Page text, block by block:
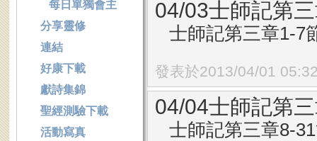
04/03士師記第
士師記第三章1-7
發表於2013/04/01
04/04士師記第
士師記第三章8-
每日單獨會主
分享靈修
連結
好康下載
獻詩集錦
聖經測驗下載
活動寫真